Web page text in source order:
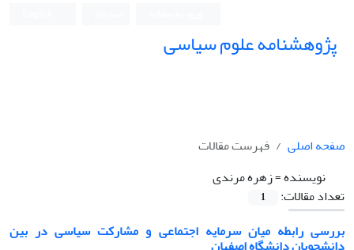
پژوهشنامه علوم سیاسی
صفحه اصلی
فهرست مقالات
نویسنده =زهره مرندی
تعداد مقالات:
1
بررسی رابطه میان سرمایه اجتماعی و مشارکت سیاسی در بین